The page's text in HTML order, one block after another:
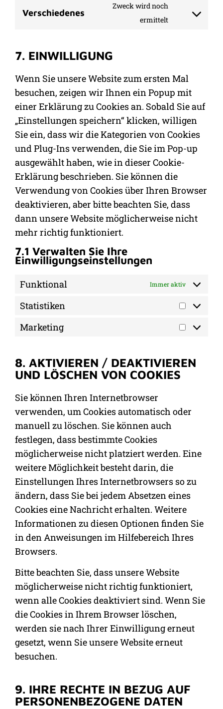
Verschiedenes
Zweck wird noch
ermittelt
7. EINWILLIGUNG
Wenn Sie unsere Website zum ersten Mal
besuchen, zeigen wir Ihnen ein Popup mit
einer Erklärung zu Cookies an. Sobald Sie auf
„Einstellungen speichern“ klicken, willigen
Sie ein, dass wir die Kategorien von Cookies
und Plug-Ins verwenden, die Sie im Pop-up
ausgewählt haben, wie in dieser Cookie-
Erklärung beschrieben. Sie können die
Verwendung von Cookies über Ihren Browser
deaktivieren, aber bitte beachten Sie, dass
dann unsere Website möglicherweise nicht
mehr richtig funktioniert.
7.1 Verwalten Sie Ihre
Einwilligungseinstellungen
Funktional Immer aktiv
Statistiken
Marketing
8. AKTIVIEREN / DEAKTIVIEREN
UND LÖSCHEN VON COOKIES
Sie können Ihren Internetbrowser
verwenden, um Cookies automatisch oder
manuell zu löschen. Sie können auch
festlegen, dass bestimmte Cookies
möglicherweise nicht platziert werden. Eine
weitere Möglichkeit besteht darin, die
Einstellungen Ihres Internetbrowsers so zu
ändern, dass Sie bei jedem Absetzen eines
Cookies eine Nachricht erhalten. Weitere
Informationen zu diesen Optionen finden Sie
in den Anweisungen im Hilfebereich Ihres
Browsers.
Bitte beachten Sie, dass unsere Website
möglicherweise nicht richtig funktioniert,
wenn alle Cookies deaktiviert sind. Wenn Sie
die Cookies in Ihrem Browser löschen,
werden sie nach Ihrer Einwilligung erneut
gesetzt, wenn Sie unsere Website erneut
besuchen.
9. IHRE RECHTE IN BEZUG AUF
PERSONENBEZOGENE DATEN